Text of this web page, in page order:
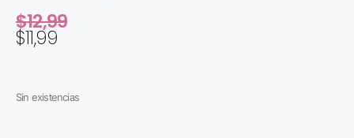
$12,99
$11,99
Sin existencias